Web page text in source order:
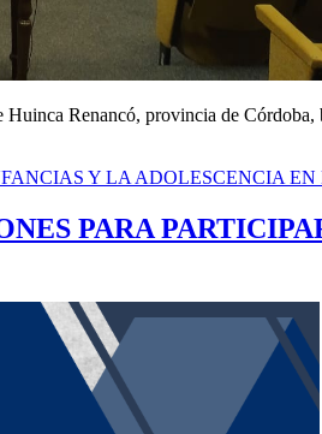
Renancó, provincia de
Y LA ADOLESCENCIA EN
PARA